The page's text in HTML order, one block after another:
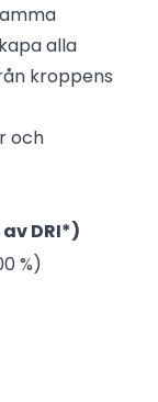
alla
kroppens
och
av DRI*)
%)